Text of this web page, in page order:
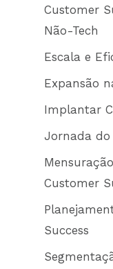
Customer
Não-Tech
Escala e
Expansão
Implantar
Jornada do
Customer
Success